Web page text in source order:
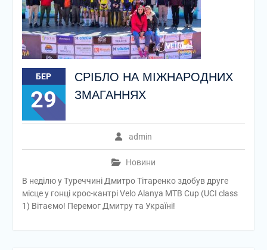
БЕР
29
СРІБЛО НА МІЖНАРОДНИХ
ЗМАГАННЯХ
admin
Новини
В неділю у Туреччині Дмитро Тітаренко здобув друге
місце у гонці крос-кантрі Velo Alanya MTB Cup (UCI class
1) Вітаємо! Перемог Дмитру та Україні!